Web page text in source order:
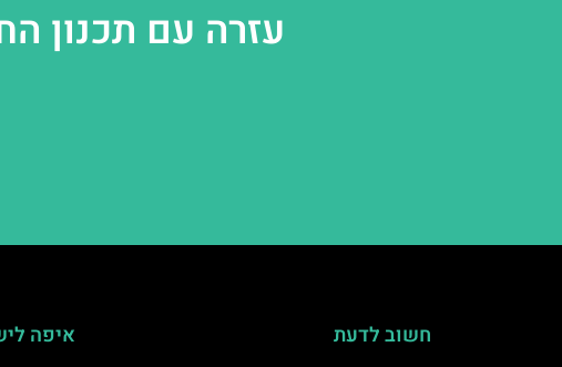
עזרה עם תכנון
חשוב לדעת
איפה